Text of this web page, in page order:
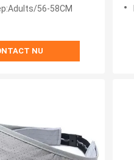
56-58CM
NU